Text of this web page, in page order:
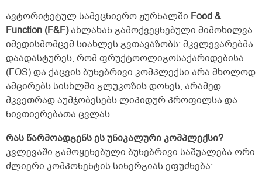
ავტორიტეტულ სამეცნიერო ჟურნალში Food &
Function (F&F)ახლახან გამოქვეყნებული მიმოხილვა
იმედისმომცემ სიახლეს გვთავაზობს: მკვლევარებმა
დაადასტურეს, რომ ფრუქტოოლიგოსაქარიდებისა
(FOS) და ქაცვის ბუნებრივი კომპლექსი არა მხოლოდ
ამცირებს სისხლში გლუკოზის დონეს, არამედ
მკვეთრად აუმჯობესებს ლიპიდურ პროფილსა და
ნივთიერებათა ცვლას.
რას წარმოადგენს ეს უნიკალური კომპლექსი?
კვლევაში გამოყენებული ბუნებრივი საშუალება ორი
ძლიერი კომპონენტის სინერგიას ეფუძნება: